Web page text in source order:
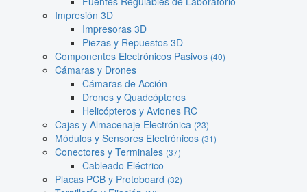
Impresión 3D
Impresoras 3D
Piezas y Repuestos 3D
Componentes Electrónicos Pasivos (40)
Cámaras y Drones
Cámaras de Acción
Drones y Quadcópteros
Helicópteros y Aviones RC
Cajas y Almacenaje Electrónica (23)
Módulos y Sensores Electrónicos (31)
Conectores y Terminales (37)
Cableado Eléctrico
Placas PCB y Protoboard (32)